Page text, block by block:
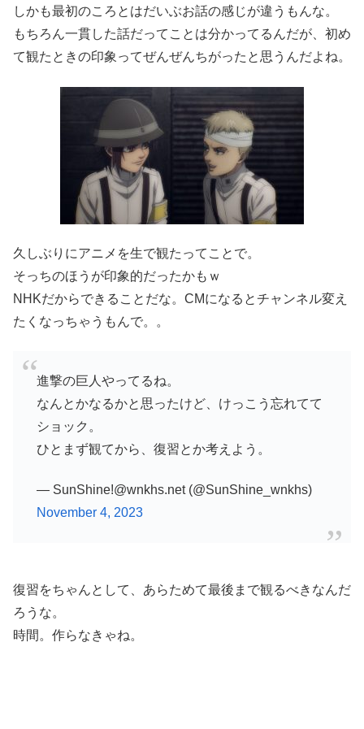
しかも最初のころとはだいぶお話の感じが違うもんな。
もちろん一貫した話だってことは分かってるんだが、初め
て観たときの印象ってぜんぜんちがったと思うんだよね。
久しぶりにアニメを生で観たってことで。
そっちのほうが印象的だったかもｗ
NHKだからできることだな。CMになるとチャンネル変え
たくなっちゃうもんで。。
進撃の巨人やってるね。
なんとかなるかと思ったけど、けっこう忘れてて
ショック。
ひとまず観てから、復習とか考えよう。
— SunShine!@wnkhs.net (@SunShine_wnkhs)
November 4, 2023
復習をちゃんとして、あらためて最後まで観るべきなんだ
ろうな。
時間。作らなきゃね。